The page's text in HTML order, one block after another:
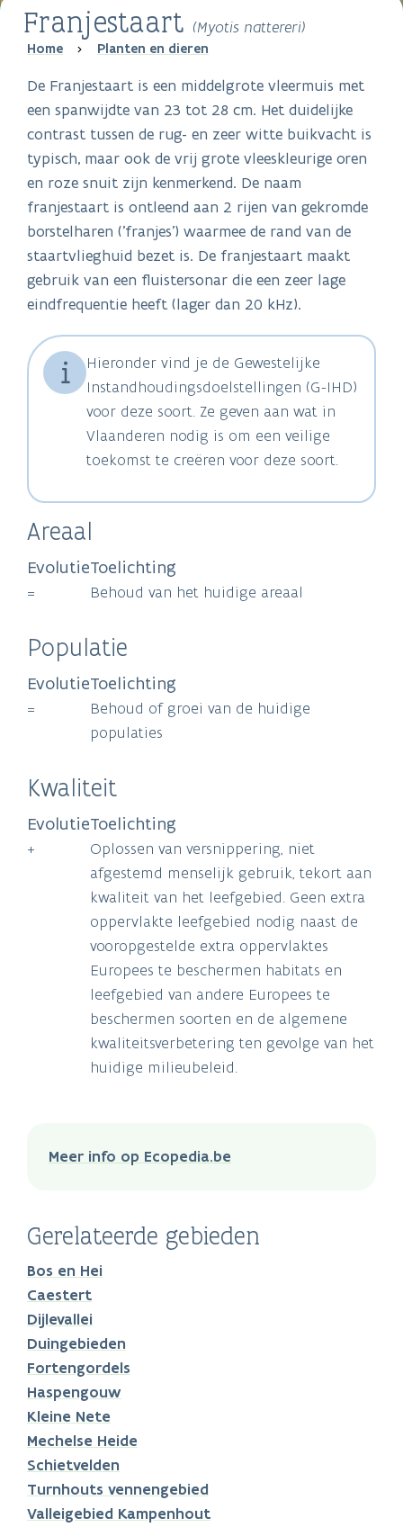
Franjestaart (Myotis nattereri)
Breadcrumb
Home Planten en dieren
De Franjestaart is een middelgrote vleermuis met
een spanwijdte van 23 tot 28 cm. Het duidelijke
contrast tussen de rug- en zeer witte buikvacht is
typisch, maar ook de vrij grote vleeskleurige oren
en roze snuit zijn kenmerkend. De naam
franjestaart is ontleend aan 2 rijen van gekromde
borstelharen ('franjes') waarmee de rand van de
staartvlieghuid bezet is. De franjestaart maakt
gebruik van een fluistersonar die een zeer lage
eindfrequentie heeft (lager dan 20 kHz).
Hieronder vind je de Gewestelijke
Instandhoudingsdoelstellingen (G-IHD)
voor deze soort. Ze geven aan wat in
Vlaanderen nodig is om een veilige
toekomst te creëren voor deze soort.
Areaal
Evolutie
=
Toelichting
Behoud van het huidige areaal
Populatie
Evolutie
=
Toelichting
Behoud of groei van de huidige
populaties
Kwaliteit
Evolutie
+
Toelichting
Oplossen van versnippering, niet
afgestemd menselijk gebruik, tekort aan
kwaliteit van het leefgebied. Geen extra
oppervlakte leefgebied nodig naast de
vooropgestelde extra oppervlaktes
Europees te beschermen habitats en
leefgebied van andere Europees te
beschermen soorten en de algemene
kwaliteitsverbetering ten gevolge van het
huidige milieubeleid.
Meer info op Ecopedia.be
Gerelateerde gebieden
Bos en Hei
Caestert
Dijlevallei
Duingebieden
Fortengordels
Haspengouw
Kleine Nete
Mechelse Heide
Schietvelden
Turnhouts vennengebied
Valleigebied Kampenhout